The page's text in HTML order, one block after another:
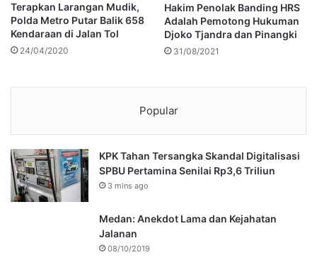
Terapkan Larangan Mudik,
Polda Metro Putar Balik 658
Kendaraan di Jalan Tol
24/04/2020
Hakim Penolak Banding HRS
Adalah Pemotong Hukuman
Djoko Tjandra dan Pinangki
31/08/2021
Popular
KPK Tahan Tersangka Skandal Digitalisasi
SPBU Pertamina Senilai Rp3,6 Triliun
3 mins ago
Medan: Anekdot Lama dan Kejahatan
Jalanan
08/10/2019